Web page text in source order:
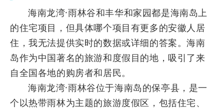
海南龙湾·雨林谷和丰华和家园都是海南岛上
的住宅项目，但具体哪个项目有更多的安徽人居
住，我无法提供实时的数据或详细的答案。海南
岛作为中国著名的旅游和度假目的地，吸引了来
自全国各地的购房者和居民。
海南龙湾·雨林谷位于海南岛的保亭县，是一
个以热带雨林为主题的旅游度假区，包括住宅、